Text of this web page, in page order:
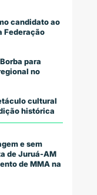
candidato ao
Federação
para
no
cultural
histórica
e sem
de Juruá-AM
de MMA na